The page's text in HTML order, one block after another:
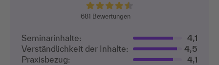
681 Bewertungen
Seminarinhalte:
4,1
Verständlichkeit der Inhalte:
4,5
Praxisbezug:
4,1